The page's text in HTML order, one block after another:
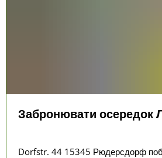
Забронювати осередок
Dorfstr. 44 15345 Рюдерсдорф